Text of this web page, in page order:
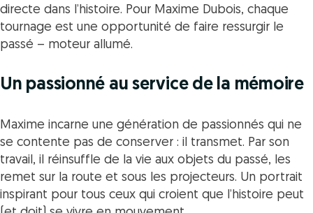
directe dans l’histoire. Pour Maxime Dubois, chaque
tournage est une opportunité de faire ressurgir le
passé – moteur allumé.
Un passionné au service de la mémoire
Maxime incarne une génération de passionnés qui ne
se contente pas de conserver : il transmet. Par son
travail, il réinsuffle de la vie aux objets du passé, les
remet sur la route et sous les projecteurs. Un portrait
inspirant pour tous ceux qui croient que l’histoire peut